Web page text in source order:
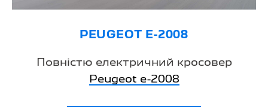
PEUGEOT E-2008
Повністю електричний кросовер
Peugeot е-2008